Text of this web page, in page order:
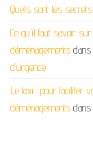
Quels sont les
Ce qu'il faut savoir
déménagements dans
d’urgence
Le taxi : pour faciliter
déménagements dans